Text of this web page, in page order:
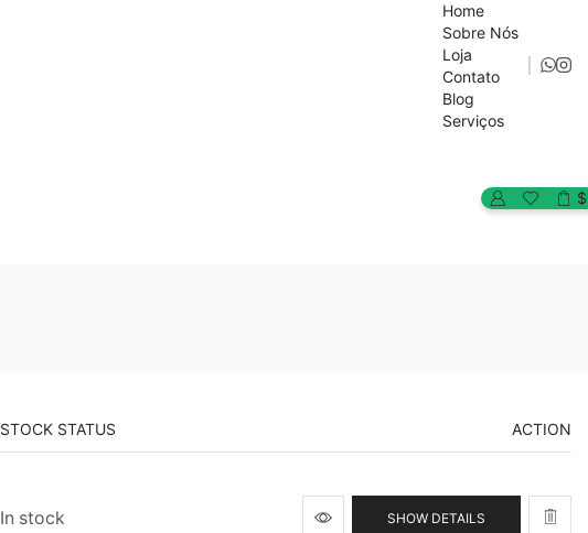
Home
Sobre Nós
Loja
Contato
Blog
Serviços
$
STOCK STATUS ACTION
In stock
SHOW DETAILS